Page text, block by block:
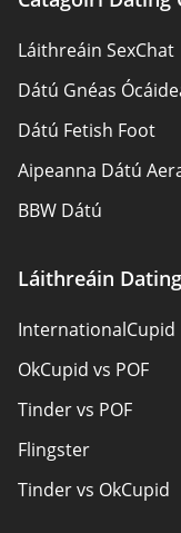
Údair
Glaoigh orainn
Láithreáin SexChat
Dátú Gnéas
Dátú Fetish Foot
Aipeanna Dátú
BBW Dátú
Dátú Pansexual
Láithreáin Dátú do
Láithreáin Dating
Láithreáin Dátú
Singles Áitiúla Ar
Dátú Tras
Láithreáin
InternationalCupid
OkCupid vs POF
Tinder vs POF
Flingster
Tinder vs OkCupid